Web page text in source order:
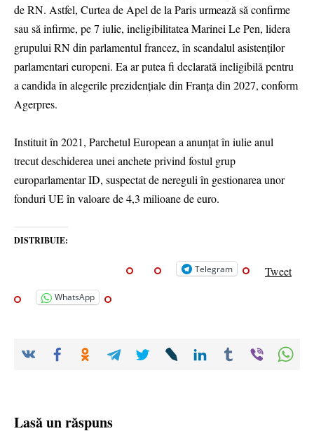
de RN. Astfel, Curtea de Apel de la Paris urmează să confirme
sau să infirme, pe 7 iulie, ineligibilitatea Marinei Le Pen, lidera
grupului RN din parlamentul francez, în scandalul asistenţilor
parlamentari europeni. Ea ar putea fi declarată ineligibilă pentru
a candida în alegerile prezidenţiale din Franţa din 2027, conform
Agerpres.
Instituit în 2021, Parchetul European a anunţat în iulie anul
trecut deschiderea unei anchete privind fostul grup
europarlamentar ID, suspectat de nereguli în gestionarea unor
fonduri UE în valoare de 4,3 milioane de euro.
DISTRIBUIE:
Telegram Tweet
WhatsApp
Lasă un răspuns